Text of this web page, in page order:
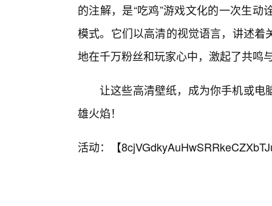
的注解，是“吃鸡”游戏文化的一次生
模式。它们以高清的视觉语言，讲述
地在千万粉丝和玩家心中，激起了共鸣
让这些高清壁纸，成为你手机或电
雄火焰！
活动：【